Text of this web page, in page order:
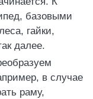
базовыми
гайки,
далее.
в случае
раму,